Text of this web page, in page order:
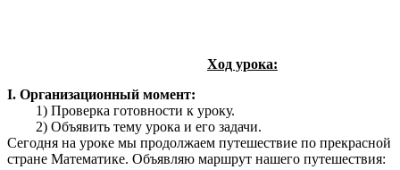
Ход урока:
I. Организационный момент:
1) Проверка готовности к уроку.
2) Объявить тему урока и его задачи.
Сегодня на уроке мы продолжаем путешествие по прекрасной
стране Математике. Объявляю маршрут нашего путешествия: